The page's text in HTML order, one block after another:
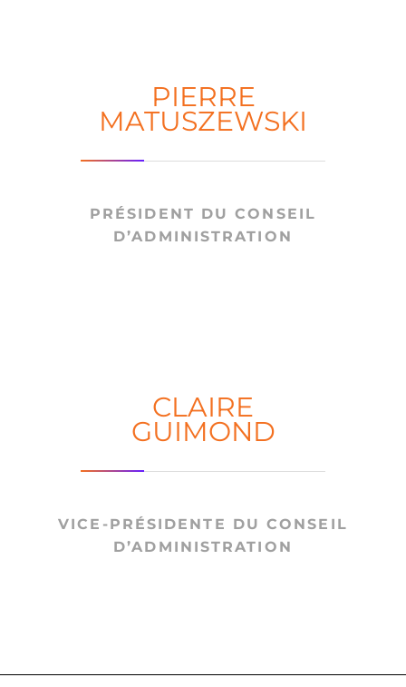
PIERRE
MATUSZEWSKI
PRÉSIDENT DU CONSEIL
D’ADMINISTRATION
CLAIRE
GUIMOND
VICE-PRÉSIDENTE DU CONSEIL
D’ADMINISTRATION